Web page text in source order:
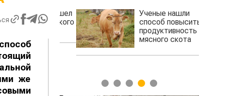
же
обошел
сельского
Ученые нашли
способ повысить
продуктивность
мясного скота
1 2 3 4 5